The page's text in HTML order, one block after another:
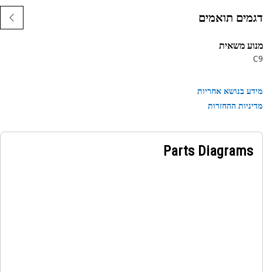
תואמים
משאית
בנושא אחריות
ההחזרות
Parts Diagrams